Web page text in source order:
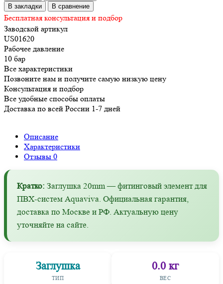
В закладки
В сравнение
Бесплатная консультация и подбор
Заводской артикул
US01620
Рабочее давление
10 бар
Все характеристики
Позвоните нам и получите самую низкую цену
Консультация и подбор
Все удобные способы оплаты
Доставка по всей России 1-7 дней
Описание
Характеристики
Отзывы 0
Кратко: Заглушка 20mm — фитинговый элемент для
ПВХ-систем Aquaviva. Официальная гарантия,
доставка по Москве и РФ. Актуальную цену
уточняйте на сайте.
Заглушка
ТИП
0.0 кг
ВЕС